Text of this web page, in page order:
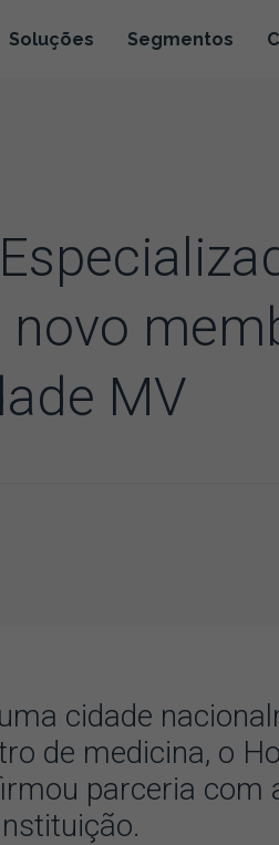
Soluções Segmentos
novo
MV
cidade
de medicina, o
parceria com